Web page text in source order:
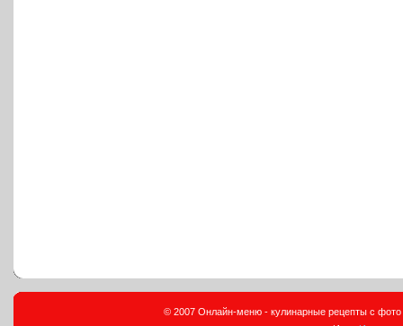
© 2007 Онлайн-меню - кулинарные рецепты с фото